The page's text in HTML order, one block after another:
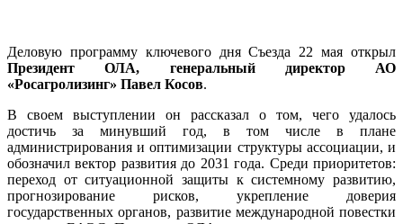
Деловую программу ключевого дня Съезда 22 мая открыл
Президент ОЛА, генеральный директор АО
«Росагролизинг» Павел Косов.
В своем выступлении он рассказал о том, чего удалось
достичь за минувший год, в том числе в плане
администрирования и оптимизации структуры ассоциации, и
обозначил вектор развития до 2031 года. Среди приоритетов:
переход от ситуационной защиты к системному развитию,
прогнозирование рисков, укрепление доверия
государственных органов, развитие международной повестки